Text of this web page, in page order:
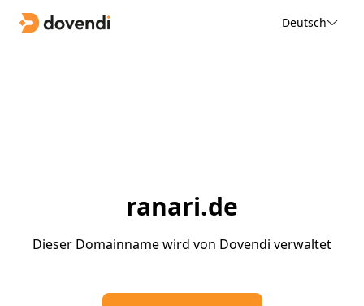
Deutsch
ranari.de
Dieser Domainname wird von Dovendi verwaltet